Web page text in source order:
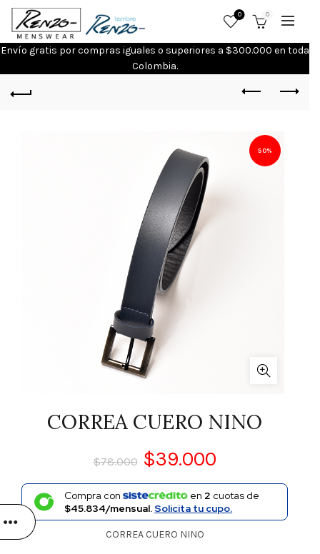
0 0
Envío gratis por compras iguales o superiores a $300.000 en toda
Colombia.
50%
CORREA CUERO NINO
$78.000 $39.000
Compra con en 2 cuotas de
$45.834/mensual.Solicita tu cupo.
CORREA CUERO NINO